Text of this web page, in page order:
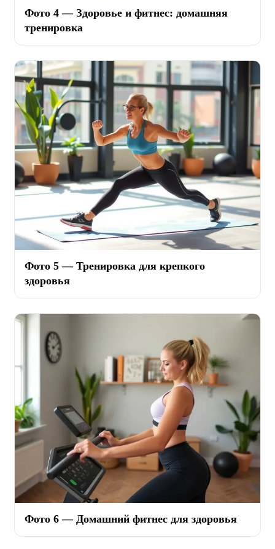
Фото 4 — Здоровье и фитнес: домашняя
тренировка
Фото 5 — Тренировка для крепкого
здоровья
Фото 6 — Домашний фитнес для здоровья